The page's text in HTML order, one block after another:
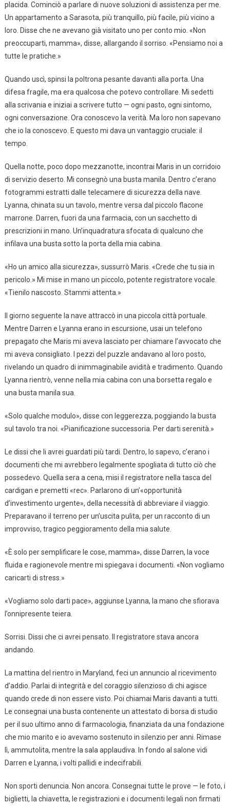
placida. Cominciò a parlare di nuove soluzioni di assistenza per me.
Un appartamento a Sarasota, più tranquillo, più facile, più vicino a
loro. Disse che ne avevano già visitato uno per conto mio. «Non
preoccuparti, mamma», disse, allargando il sorriso. «Pensiamo noi a
tutte le pratiche.»
Quando uscì, spinsi la poltrona pesante davanti alla porta. Una
difesa fragile, ma era qualcosa che potevo controllare. Mi sedetti
alla scrivania e iniziai a scrivere tutto — ogni pasto, ogni sintomo,
ogni conversazione. Ora conoscevo la verità. Ma loro non sapevano
che io la conoscevo. E questo mi dava un vantaggio cruciale: il
tempo.
Quella notte, poco dopo mezzanotte, incontrai Maris in un corridoio
di servizio deserto. Mi consegnò una busta manila. Dentro c’erano
fotogrammi estratti dalle telecamere di sicurezza della nave.
Lyanna, chinata su un tavolo, mentre versa dal piccolo flacone
marrone. Darren, fuori da una farmacia, con un sacchetto di
prescrizioni in mano. Un’inquadratura sfocata di qualcuno che
infilava una busta sotto la porta della mia cabina.
«Ho un amico alla sicurezza», sussurrò Maris. «Crede che tu sia in
pericolo.» Mi mise in mano un piccolo, potente registratore vocale.
«Tienilo nascosto. Stammi attenta.»
Il giorno seguente la nave attraccò in una piccola città portuale.
Mentre Darren e Lyanna erano in escursione, usai un telefono
prepagato che Maris mi aveva lasciato per chiamare l’avvocato che
mi aveva consigliato. I pezzi del puzzle andavano al loro posto,
rivelando un quadro di inimmaginabile avidità e tradimento. Quando
Lyanna rientrò, venne nella mia cabina con una borsetta regalo e
una busta manila sua.
«Solo qualche modulo», disse con leggerezza, poggiando la busta
sul tavolo tra noi. «Pianificazione successoria. Per darti serenità.»
Le dissi che li avrei guardati più tardi. Dentro, lo sapevo, c’erano i
documenti che mi avrebbero legalmente spogliata di tutto ciò che
possedevo. Quella sera a cena, misi il registratore nella tasca del
cardigan e premetti «rec». Parlarono di un’«opportunità
d’investimento urgente», della necessità di abbreviare il viaggio.
Preparavano il terreno per un’uscita pulita, per un racconto di un
improvviso, tragico peggioramento della mia salute.
«È solo per semplificare le cose, mamma», disse Darren, la voce
fluida e ragionevole mentre mi spiegava i documenti. «Non vogliamo
caricarti di stress.»
«Vogliamo solo darti pace», aggiunse Lyanna, la mano che sfiorava
l’onnipresente teiera.
Sorrisi. Dissi che ci avrei pensato. Il registratore stava ancora
andando.
La mattina del rientro in Maryland, feci un annuncio al ricevimento
d’addio. Parlai di integrità e del coraggio silenzioso di chi agisce
quando crede di non essere visto. Poi chiamai Maris davanti a tutti.
Le consegnai una busta contenente un attestato di borsa di studio
per il suo ultimo anno di farmacologia, finanziata da una fondazione
che mio marito e io avevamo sostenuto in silenzio per anni. Rimase
lì, ammutolita, mentre la sala applaudiva. In fondo al salone vidi
Darren e Lyanna, i volti pallidi e indecifrabili.
Non sporti denuncia. Non ancora. Consegnai tutte le prove — le foto, i
biglietti, la chiavetta, le registrazioni e i documenti legali non firmati